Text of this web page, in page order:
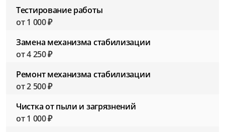
Тестирование работы
от 1 000 ₽
Замена механизма стабилизации
от 4 250 ₽
Ремонт механизма стабилизации
от 2 500 ₽
Чистка от пыли и загрязнений
от 1 000 ₽